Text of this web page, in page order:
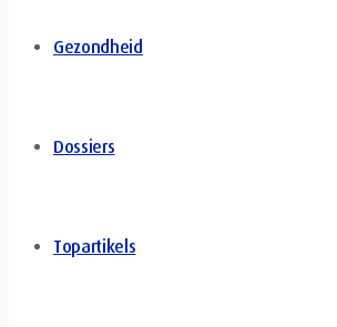
Gezondheid
Dossiers
Topartikels